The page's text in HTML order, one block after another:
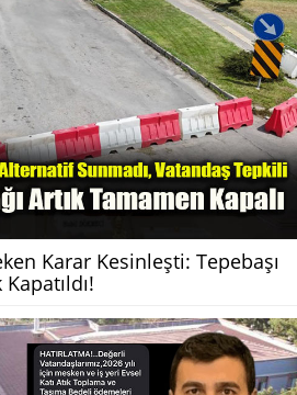
Karar Kesinleşti: Tepebaşı
Kapatıldı!